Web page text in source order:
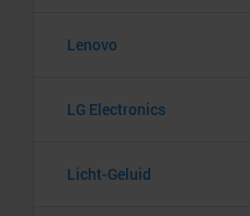
Lenovo
LG Electronics
Licht-Geluid